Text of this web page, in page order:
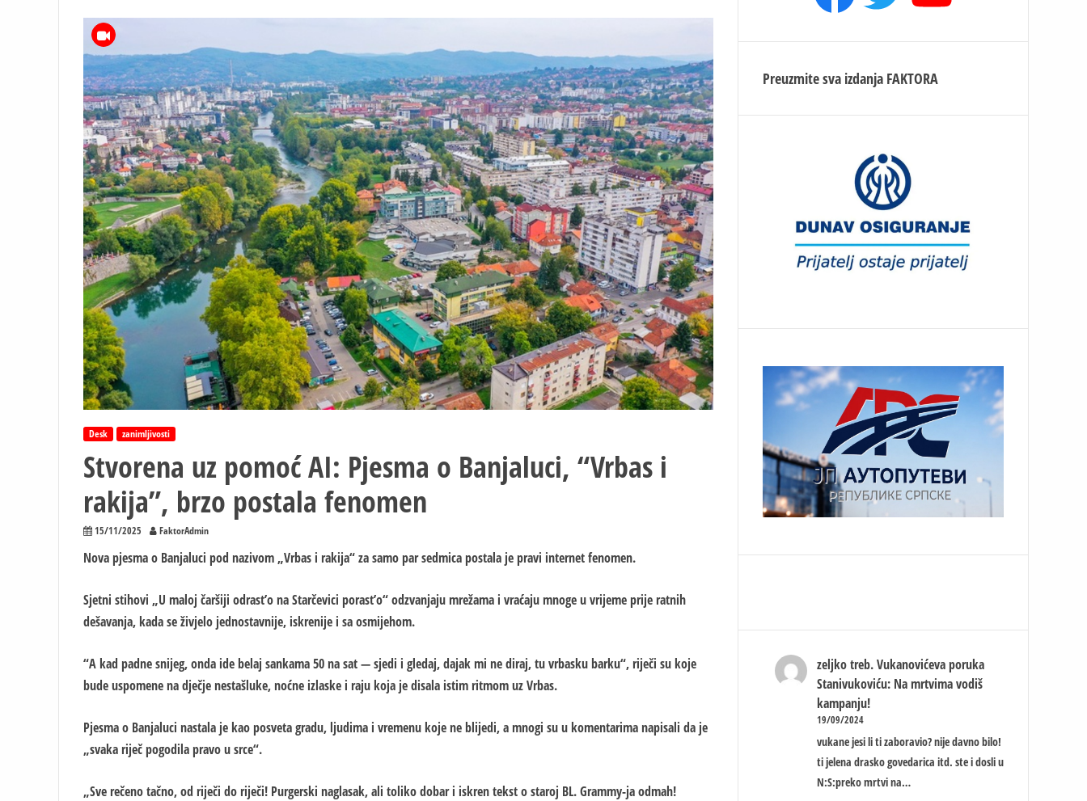
Desk zanimljivosti
Stvorena uz pomoć AI: Pjesma o Banjaluci, “Vrbas i
rakija”, brzo postala fenomen
15/11/2025 FaktorAdmin
Nova pjesma o Banjaluci pod nazivom „Vrbas i rakija“ za samo par sedmica postala je pravi internet fenomen.
Sjetni stihovi „U maloj čaršiji odrast’o na Starčevici porast’o“ odzvanjaju mrežama i vraćaju mnoge u vrijeme prije ratnih
dešavanja, kada se živjelo jednostavnije, iskrenije i sa osmijehom.
“A kad padne snijeg, onda ide belaj sankama 50 na sat — sjedi i gledaj, dajak mi ne diraj, tu vrbasku barku“, riječi su koje
bude uspomene na dječje nestašluke, noćne izlaske i raju koja je disala istim ritmom uz Vrbas.
Pjesma o Banjaluci nastala je kao posveta gradu, ljudima i vremenu koje ne blijedi, a mnogi su u komentarima napisali da je
„svaka riječ pogodila pravo u srce“.
„Sve rečeno tačno, od riječi do riječi! Purgerski naglasak, ali toliko dobar i iskren tekst o staroj BL. Grammy-ja odmah!
Preuzmite sva izdanja FAKTORA
zeljko treb. Vukanovićeva poruka
Stanivukoviću: Na mrtvima vodiš
kampanju!
19/09/2024
vukane jesi li ti zaboravio? nije davno bilo!
ti jelena drasko govedarica itd. ste i dosli u
N:S:preko mrtvi na…